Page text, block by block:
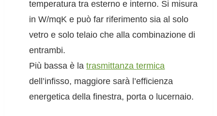
temperatura tra esterno e interno. Si misura
in W/mqK e può far riferimento sia al solo
vetro e solo telaio che alla combinazione di
entrambi.
Più bassa è latrasmittanza termica
dell’infisso, maggiore sarà l’efficienza
energetica della finestra, porta o lucernaio.